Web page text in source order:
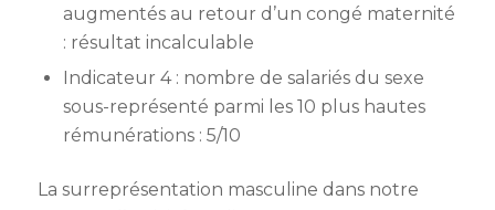
augmentés au retour d’un congé maternité
: résultat incalculable
Indicateur 4 : nombre de salariés du sexe
sous-représenté parmi les 10 plus hautes
rémunérations : 5/10
La surreprésentation masculine dans notre